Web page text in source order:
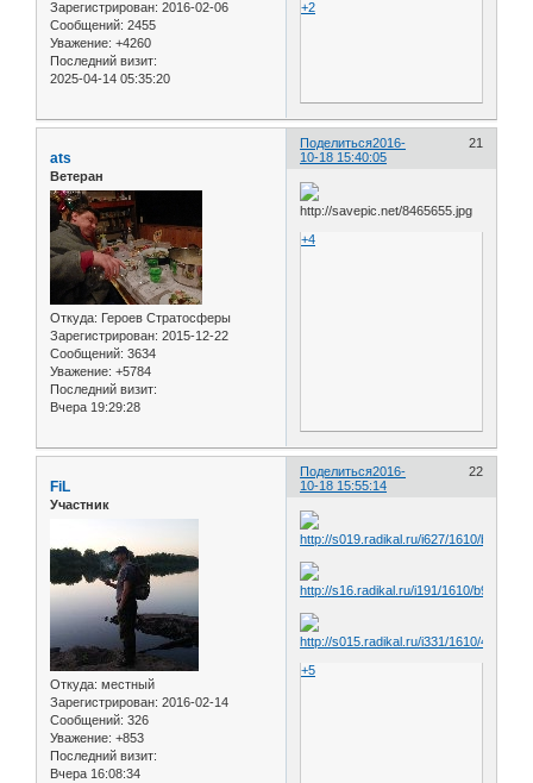
Зарегистрирован: 2016-02-06
Сообщений: 2455
Уважение: +4260
Последний визит:
2025-04-14 05:35:20
+2
Поделиться 21
2016-
10-18 15:40:05
ats
Ветеран
Откуда: Героев Стратосферы
Зарегистрирован: 2015-12-22
Сообщений: 3634
Уважение: +5784
Последний визит:
Вчера 19:29:28
+4
Поделиться 22
2016-
10-18 15:55:14
FiL
Участник
Откуда: местный
Зарегистрирован: 2016-02-14
Сообщений: 326
Уважение: +853
Последний визит:
Вчера 16:08:34
+5